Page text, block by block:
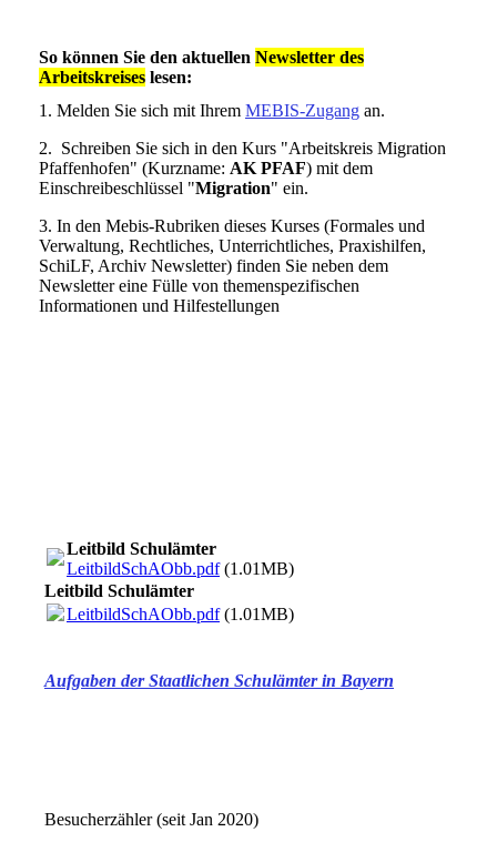
So können Sie den aktuellen Newsletter des
Arbeitskreises lesen:
1. Melden Sie sich mit Ihrem MEBIS-Zugang an.
2. Schreiben Sie sich in den Kurs "Arbeitskreis Migration
Pfaffenhofen" (Kurzname: AK PFAF) mit dem
Einschreibeschlüssel "Migration" ein.
3. In den Mebis-Rubriken dieses Kurses (Formales und
Verwaltung, Rechtliches, Unterrichtliches, Praxishilfen,
SchiLF, Archiv Newsletter) finden Sie neben dem
Newsletter eine Fülle von themenspezifischen
Informationen und Hilfestellungen
Leitbild Schulämter
LeitbildSchAObb.pdf(1.01MB)
Leitbild Schulämter
LeitbildSchAObb.pdf(1.01MB)
Aufgaben der Staatlichen Schulämter in Bayern
Besucherzähler (seit Jan 2020)